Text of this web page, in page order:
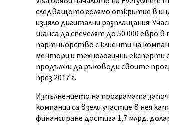
следващото голямо откритие в
изцяло дигитални разплащания.
шанса да спечелят до 50 000 евро в
партньорство с клиенти на
ментори и технологични експерти
продължи да ръководи своите
през 2017 г.
Изпълнението на програмата
компании са взели участие в нея
финансиране достига 1,7 млрд.